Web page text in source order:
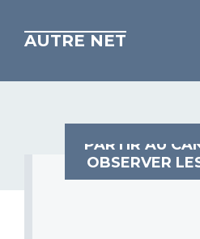
AUTRE NET
PARTIR AU
OBSERVER